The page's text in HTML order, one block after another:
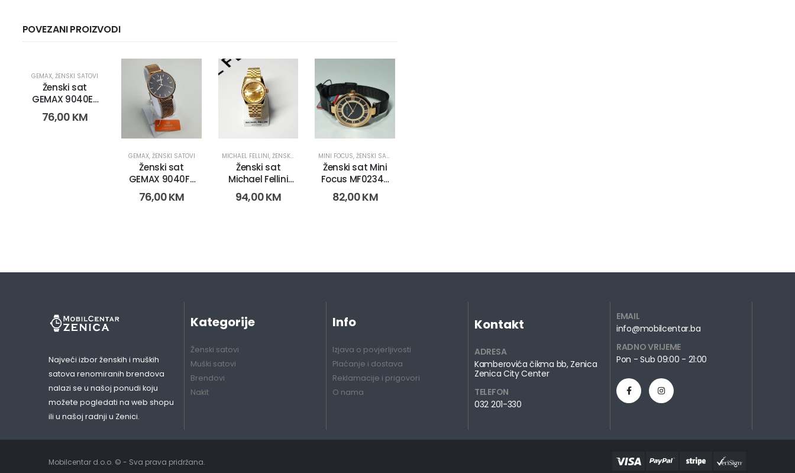
POVEZANI PROIZVODI
GEMAX, ŽENSKI SATOVI
Ženski sat
GEMAX 9040E-
CR-DB (2264)
76,00 KM
GEMAX, ŽENSKI SATOVI
Ženski sat
GEMAX 9040F-
CR-DB ( 2267)
76,00KM
MICHAEL FELLINI, ŽENSKI SATOVI
Ženski sat
Michael Fellini
2222 (3012)
94,00KM
MINI FOCUS,ŽENSKI SATOVI
Ženski sat Mini
Focus MF0234L.
(2623)
82,00KM
Najveći izbor ženskih i muških
satova renomiranih brendova
nalazi se u našoj ponudi koju
možete pogledati na web shopu
ili u našoj radnji u Zenici.
Kategorije
Ženski satovi
Muški satovi
Brendovi
Nakit
Info
Izjava o povjerljivosti
Plaćanje i dostava
Reklamacije i prigovori
O nama
Kontakt
ADRESA
Kamberovića čikma bb, Zenica
Zenica City Center
TELEFON
032 201-330
EMAIL
info@mobilcentar.ba
RADNO VRIJEME
Pon - Sub 09:00 - 21:00
Mobilcentar d.o.o. © - Sva prava pridržana.